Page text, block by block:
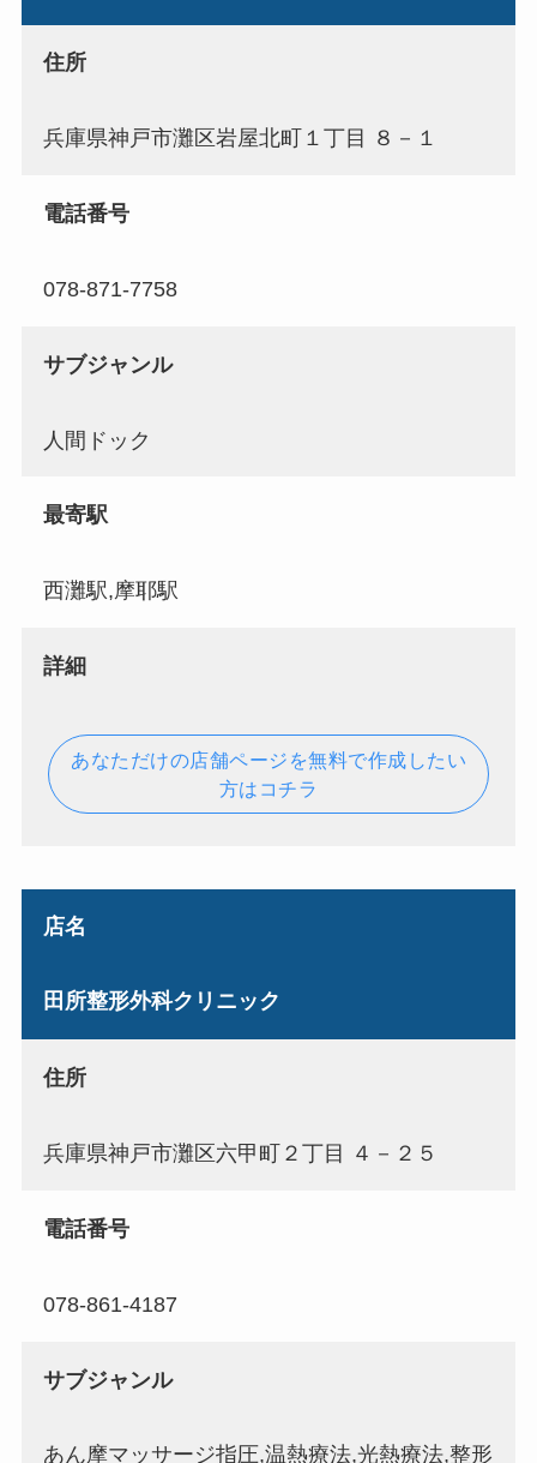
住所
兵庫県神戸市灘区岩屋北町１丁目 ８－１
電話番号
078-871-7758
サブジャンル
人間ドック
最寄駅
西灘駅,摩耶駅
詳細
あなただけの店舗ページを無料で作成したい
方はコチラ
店名
田所整形外科クリニック
住所
兵庫県神戸市灘区六甲町２丁目 ４－２５
電話番号
078-861-4187
サブジャンル
あん摩マッサージ指圧,温熱療法,光熱療法,整形